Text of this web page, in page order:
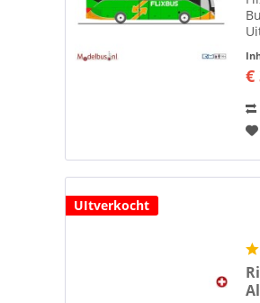
€
UItverkocht